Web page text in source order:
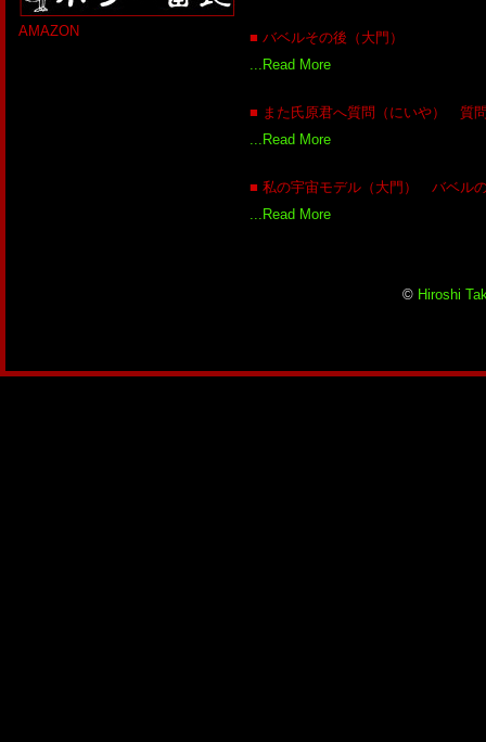
■ バベルその後（大門）
...Read More
■ また氏原君へ質問（にいや） 質
...Read More
■ 私の宇宙モデル（大門） バベル
...Read More
AMAZON
© Hiroshi